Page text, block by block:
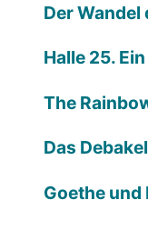
Der Wandel
Halle 25.
The
Das
Goethe und